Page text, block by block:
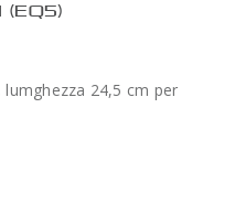
24,5 cm per